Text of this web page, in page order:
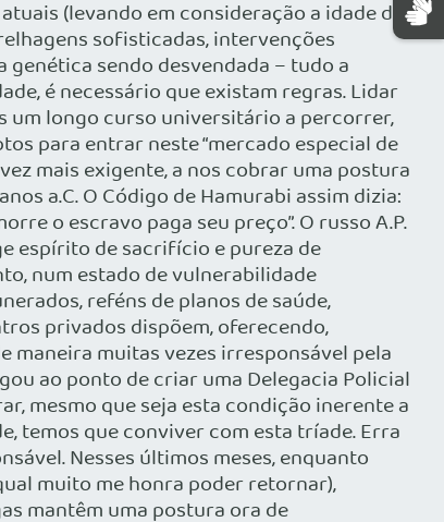
(levando em consideração a idade da
sofisticadas, intervenções
sendo desvendada – tudo a
é necessário que existam regras. Lidar
um longo curso universitário a percorrer,
para entrar neste “mercado especial de
mais exigente, a nos cobrar uma postura
a.C. O Código de Hamurabi assim dizia:
o escravo paga seu preço”. O russo A.P.
espírito de sacrifício e pureza de
num estado de vulnerabilidade
reféns de planos de saúde,
privados dispõem, oferecendo,
maneira muitas vezes irresponsável pela
ao ponto de criar uma Delegacia Policial
mesmo que seja esta condição inerente a
temos que conviver com esta tríade. Erra
Nesses últimos meses, enquanto
muito me honra poder retornar),
mantêm uma postura ora de